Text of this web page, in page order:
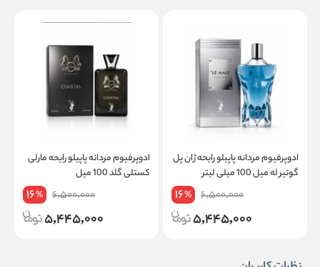
ادوپرفیوم مردانه پاپیلو رایحه ژان پل
گوتیر له میل 100 میلی لیتر
6,500,000
16%
5,445,000
ادوپرفیوم مردانه پاپیلو رایحه مارلی
کستلی گلد 100 میل
6,500,000
16%
5,445,000